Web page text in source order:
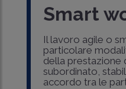
Smart
Il lavoro agile o
particolare
della prestazione
subordinato,
accordo tra le